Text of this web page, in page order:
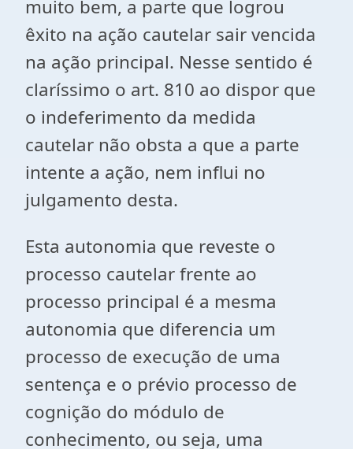
muito bem, a parte que logrou
êxito na ação cautelar sair vencida
na ação principal. Nesse sentido é
claríssimo o art. 810 ao dispor que
o indeferimento da medida
cautelar não obsta a que a parte
intente a ação, nem influi no
julgamento desta.
Esta autonomia que reveste o
processo cautelar frente ao
processo principal é a mesma
autonomia que diferencia um
processo de execução de uma
sentença e o prévio processo de
cognição do módulo de
conhecimento, ou seja, uma